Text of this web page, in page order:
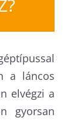
a láncos
elvégzi a
gyorsan